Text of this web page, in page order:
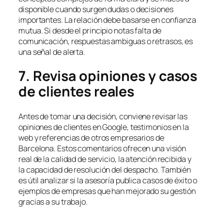
disponible cuando surgen dudas o decisiones
importantes. La relación debe basarse en confianza
mutua. Si desde el principio notas falta de
comunicación, respuestas ambiguas o retrasos, es
una señal de alerta.
7. Revisa opiniones y casos
de clientes reales
Antes de tomar una decisión, conviene revisar las
opiniones de clientes en Google, testimonios en la
web y referencias de otros empresarios de
Barcelona. Estos comentarios ofrecen una visión
real de la calidad de servicio, la atención recibida y
la capacidad de resolución del despacho. También
es útil analizar si la asesoría publica casos de éxito o
ejemplos de empresas que han mejorado su gestión
gracias a su trabajo.